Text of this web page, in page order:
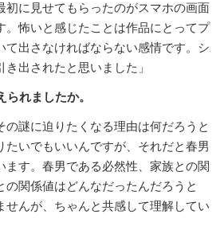
初に見せてもらったのがスマホの画面
。怖いと感じたことは作品にとってプ
て出さなければならない感情です。シ
出されたと思いました」
れましたか。
の謎に迫りたくなる理由は何だろうと
たいでもいいんですが、それだと春男
ます。春男である必然性、家族との関
の関係値はどんなだったんだろうと
せんが、ちゃんと共感して理解してい